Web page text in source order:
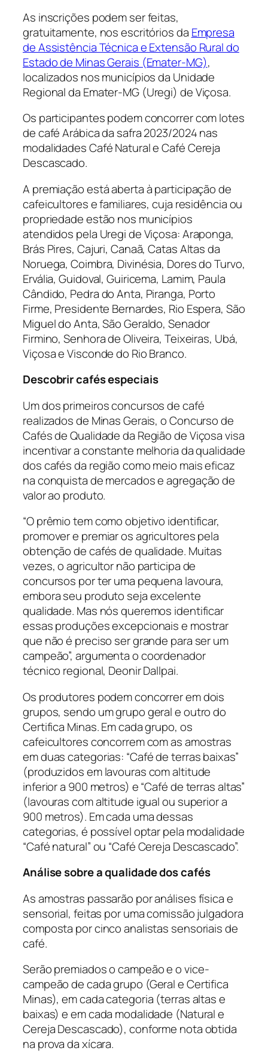
As inscrições podem ser feitas,
gratuitamente, nos escritórios da Empresa
de Assistência Técnica e Extensão Rural do
Estado de Minas Gerais (Emater-MG),
localizados nos municípios da Unidade
Regional da Emater-MG (Uregi) de Viçosa.
Os participantes podem concorrer com lotes
de café Arábica da safra 2023/2024 nas
modalidades Café Natural e Café Cereja
Descascado.
A premiação está aberta à participação de
cafeicultores e familiares, cuja residência ou
propriedade estão nos municípios
atendidos pela Uregi de Viçosa: Araponga,
Brás Pires, Cajuri, Canaã, Catas Altas da
Noruega, Coimbra, Divinésia, Dores do Turvo,
Ervália, Guidoval, Guiricema, Lamim, Paula
Cândido, Pedra do Anta, Piranga, Porto
Firme, Presidente Bernardes, Rio Espera, São
Miguel do Anta, São Geraldo, Senador
Firmino, Senhora de Oliveira, Teixeiras, Ubá,
Viçosa e Visconde do Rio Branco.
Descobrir cafés especiais
Um dos primeiros concursos de café
realizados de Minas Gerais, o Concurso de
Cafés de Qualidade da Região de Viçosa visa
incentivar a constante melhoria da qualidade
dos cafés da região como meio mais eficaz
na conquista de mercados e agregação de
valor ao produto.
“O prêmio tem como objetivo identificar,
promover e premiar os agricultores pela
obtenção de cafés de qualidade. Muitas
vezes, o agricultor não participa de
concursos por ter uma pequena lavoura,
embora seu produto seja excelente
qualidade. Mas nós queremos identificar
essas produções excepcionais e mostrar
que não é preciso ser grande para ser um
campeão”, argumenta o coordenador
técnico regional, Deonir Dallpai.
Os produtores podem concorrer em dois
grupos, sendo um grupo geral e outro do
Certifica Minas. Em cada grupo, os
cafeicultores concorrem com as amostras
em duas categorias: “Café de terras baixas”
(produzidos em lavouras com altitude
inferior a 900 metros) e “Café de terras altas”
(lavouras com altitude igual ou superior a
900 metros). Em cada uma dessas
categorias, é possível optar pela modalidade
“Café natural” ou “Café Cereja Descascado”.
Análise sobre a qualidade dos cafés
As amostras passarão por análises física e
sensorial, feitas por uma comissão julgadora
composta por cinco analistas sensoriais de
café.
Serão premiados o campeão e o vice-
campeão de cada grupo (Geral e Certifica
Minas), em cada categoria (terras altas e
baixas) e em cada modalidade (Natural e
Cereja Descascado), conforme nota obtida
na prova da xícara.